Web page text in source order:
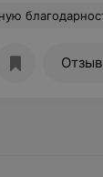
сразу после операции я чувствовала себя намного лучше, чем могла представить. Отдельно хочу отметить, насколько внимательно и чутко Максим Геннадьевич относится к своим пациентам. Он всегда